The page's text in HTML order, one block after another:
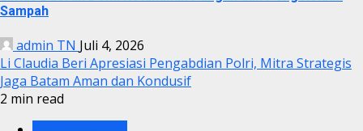
Sampah
admin TN Juli 4, 2026
Li Claudia Beri Apresiasi Pengabdian Polri, Mitra Strategis
Jaga Batam Aman dan Kondusif
2 min read